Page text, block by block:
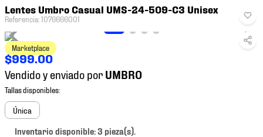
Lentes Umbro Casual UMS-24-509-C3 Unisex
Referencia:1076666001
Marketplace
$999.00
Vendido y enviado por
Única
Inventario disponible: 3 pieza(s).
BUSCADOS
2.
tenis hombre
tenis
4.
tenis futbol
5.
jersey
6.
mochila